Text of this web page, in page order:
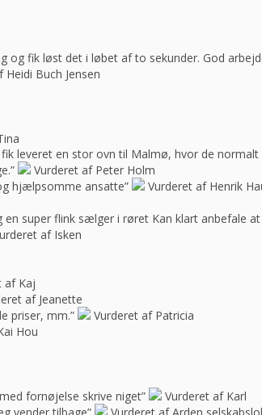
og fik løst det i løbet af to sekunder. God
Heidi Buch Jensen
leveret en stor ovn til Malmø, hvor de
Vurderet af Peter Holm
hjælpsomme ansatte”
Vurderet af Henrik
super flink sælger i røret Kan klart anbefale at
af Isken
af Kaj
af Jeanette
priser, mm.”
Vurderet af Patricia
Hou
fornøjelse skrive niget”
Vurderet af Karl